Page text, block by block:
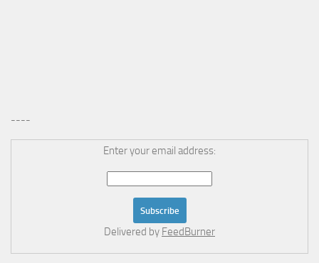
----
Enter your email address:
Delivered by FeedBurner